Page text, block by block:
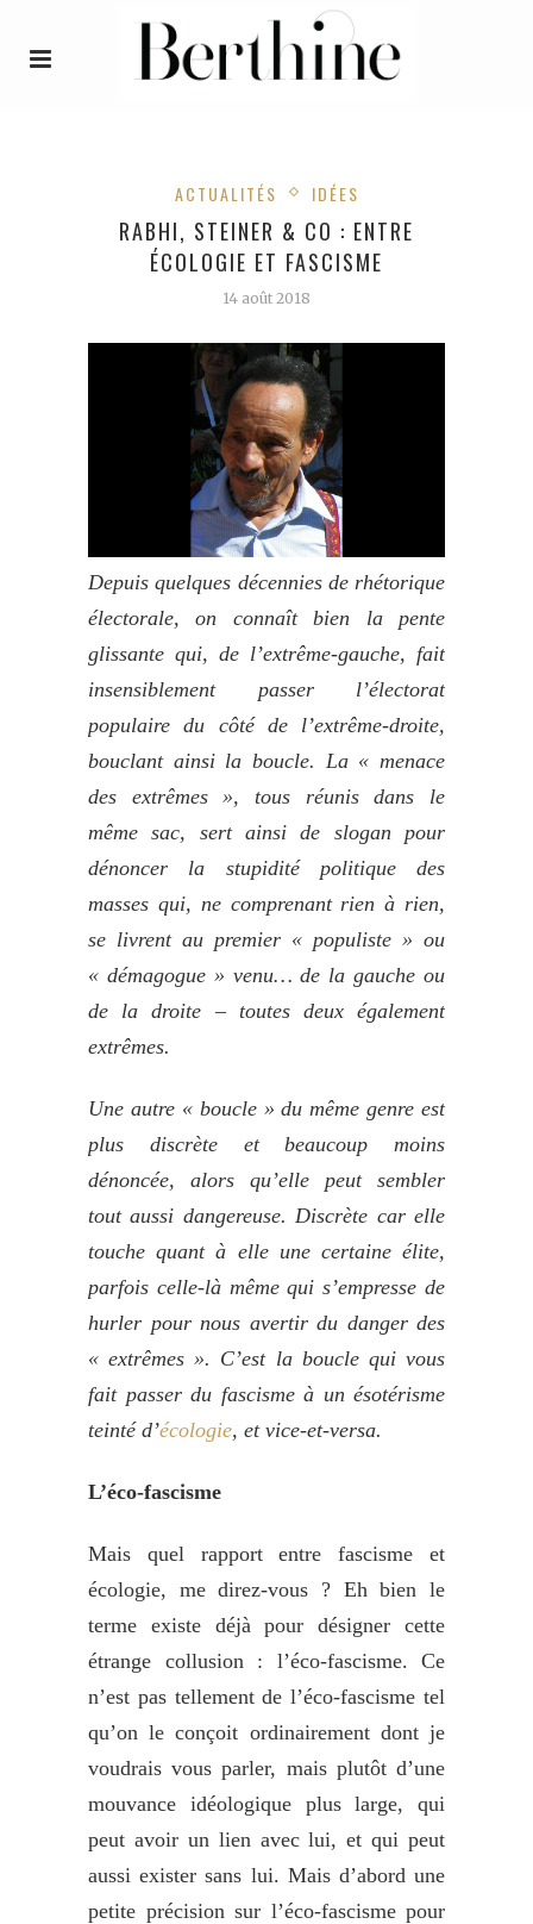
ACTUALITÉS IDÉES
RABHI, STEINER & CO : ENTRE
ÉCOLOGIE ET FASCISME
14 août 2018
Depuis quelques décennies de rhétorique
électorale, on connaît bien la pente
glissante qui, de l’extrême-gauche, fait
insensiblement passer l’électorat
populaire du côté de l’extrême-droite,
bouclant ainsi la boucle. La « menace
des extrêmes », tous réunis dans le
même sac, sert ainsi de slogan pour
dénoncer la stupidité politique des
masses qui, ne comprenant rien à rien,
se livrent au premier « populiste » ou
« démagogue » venu… de la gauche ou
de la droite – toutes deux également
extrêmes.
Une autre « boucle » du même genre est
plus discrète et beaucoup moins
dénoncée, alors qu’elle peut sembler
tout aussi dangereuse. Discrète car elle
touche quant à elle une certaine élite,
parfois celle-là même qui s’empresse de
hurler pour nous avertir du danger des
« extrêmes ». C’est la boucle qui vous
fait passer du fascisme à un ésotérisme
teinté d’écologie, et vice-et-versa.
L’éco-fascisme
Mais quel rapport entre fascisme et
écologie, me direz-vous ? Eh bien le
terme existe déjà pour désigner cette
étrange collusion : l’éco-fascisme. Ce
n’est pas tellement de l’éco-fascisme tel
qu’on le conçoit ordinairement dont je
voudrais vous parler, mais plutôt d’une
mouvance idéologique plus large, qui
peut avoir un lien avec lui, et qui peut
aussi exister sans lui. Mais d’abord une
petite précision sur l’éco-fascisme pour